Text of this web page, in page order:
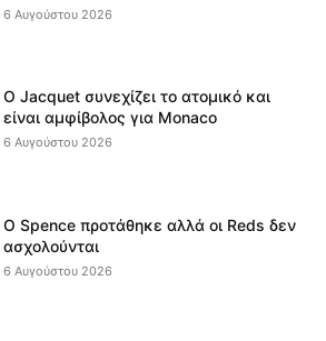
6 Αυγούστου 2026
Ο Jacquet συνεχίζει το ατομικό και
είναι αμφίβολος για Monaco
6 Αυγούστου 2026
Ο Spence προτάθηκε αλλά οι Reds δεν
ασχολούνται
6 Αυγούστου 2026